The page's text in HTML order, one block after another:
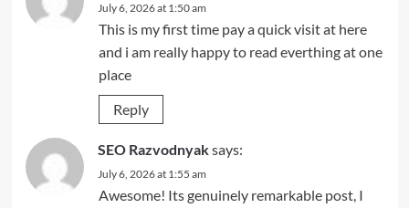
July 6, 2026 at 1:50 am
This is my first time pay a quick visit at here
and i am really happy to read everthing at one
place
Reply
SEO Razvodnyaksays:
July 6, 2026 at 1:55 am
Awesome! Its genuinely remarkable post, I